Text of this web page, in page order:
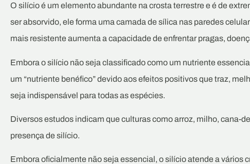
O silício é um elemento abundante na crosta terrestre e é de
ser absorvido, ele forma uma camada de sílica nas paredes
mais resistente aumenta a capacidade de enfrentar pragas,
Embora o silício não seja classificado como um nutriente
um “nutriente benéfico” devido aos efeitos positivos que traz,
seja indispensável para todas as espécies.
Diversos estudos indicam que culturas como arroz, milho, cana-
presença de silício.
Embora oficialmente não seja essencial, o silício atende a